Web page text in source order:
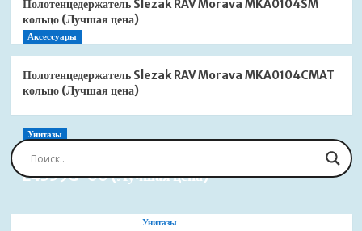
Полотенцедержатель Slezak RAV Morava MKA0104SM
кольцо (Лучшая цена)
Аксессуары
Полотенцедержатель Slezak RAV Morava MKA0104CMAT
кольцо (Лучшая цена)
Унитазы
Сиденье для унитаза Jacob Delafon Brive
E4359G-00 (Лучшая цена)
Унитазы